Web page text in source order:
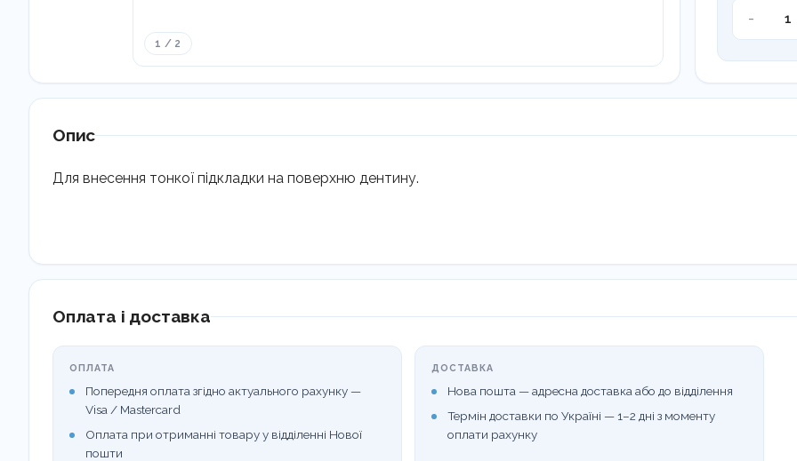
1 / 2
-
30H-
Опис
Для внесення тонкої підкладки на поверхню дентину.
Оплата і доставка
ОПЛАТА
Попередня оплата згідно актуального рахунку —
Visa / Mastercard
Оплата при отриманні товару у відділенні Нової
пошти
ДОСТАВКА
Нова пошта — адресна доставка або до відділення
Термін доставки по Україні — 1–2 дні з моменту
оплати рахунку